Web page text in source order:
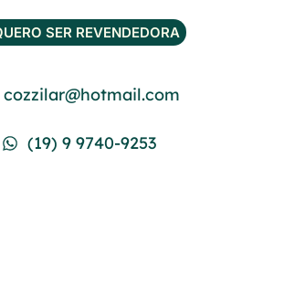
SER REVENDEDORA
cozzilar@hotmail.com
(19) 9 9740-9253